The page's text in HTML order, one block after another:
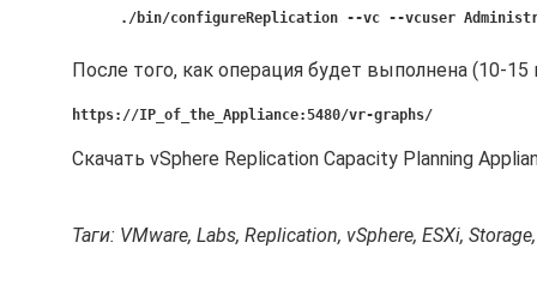
./bin/configureReplication --vc --vcuser
После того, как операция будет выполнена (10-
https://IP_of_the_Appliance:5480/vr-graphs/
Скачать vSphere Replication Capacity Planning
Таги: VMware, Labs, Replication, vSphere, ESXi,